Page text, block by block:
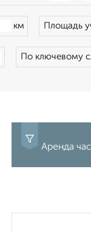
км Площадь
По ключевому
Аренда